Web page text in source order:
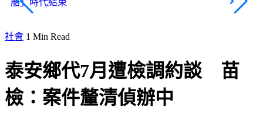
船」時代結束
社會 1 Min Read
泰安鄉代7月遭檢調約談 苗
檢：案件釐清偵辦中